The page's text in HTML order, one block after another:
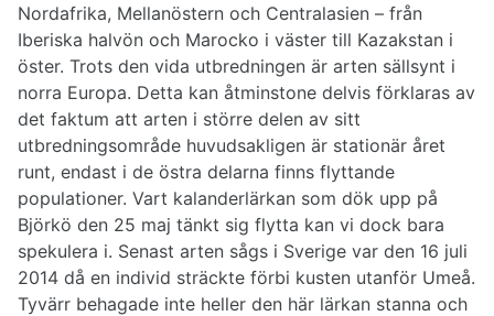
Nordafrika, Mellanöstern och Centralasien – från
Iberiska halvön och Marocko i väster till Kazakstan i
öster. Trots den vida utbredningen är arten sällsynt i
norra Europa. Detta kan åtminstone delvis förklaras av
det faktum att arten i större delen av sitt
utbredningsområde huvudsakligen är stationär året
runt, endast i de östra delarna finns flyttande
populationer. Vart kalanderlärkan som dök upp på
Björkö den 25 maj tänkt sig flytta kan vi dock bara
spekulera i. Senast arten sågs i Sverige var den 16 juli
2014 då en individ sträckte förbi kusten utanför Umeå.
Tyvärr behagade inte heller den här lärkan stanna och